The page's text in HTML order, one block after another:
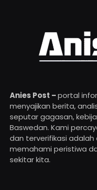
Anies Post –portal
menyajikan berita,
seputar gagasan,
Baswedan. Kami
dan terverifikasi
memahami peristiwa
sekitar kita.